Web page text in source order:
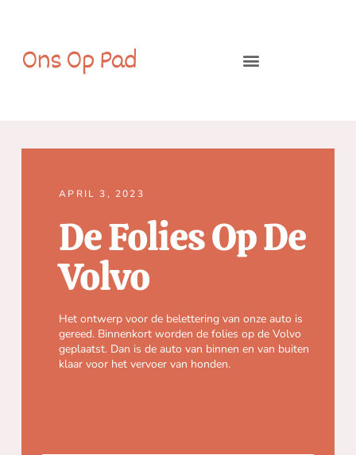
Ons Op Pad
APRIL 3, 2023
De Folies Op De
Volvo
Het ontwerp voor de belettering van onze auto is
gereed. Binnenkort worden de folies op de Volvo
geplaatst. Dan is de auto van binnen en van buiten
klaar voor het vervoer van honden.